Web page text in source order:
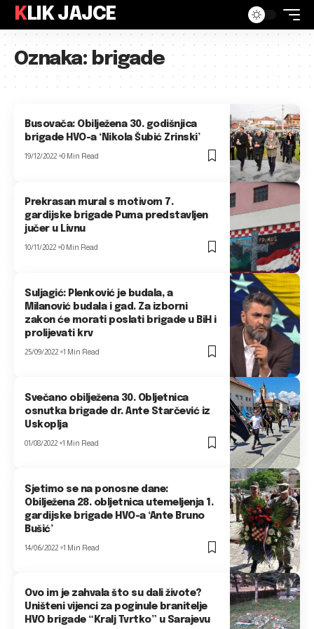
KLIK JAJCE
Oznaka:brigade
Busovača: Obilježena 30. godišnjica
brigade HVO-a ‘Nikola Šubić Zrinski’
19/12/2022 0 Min Read
Prekrasan mural s motivom 7.
gardijske brigade Puma predstavljen
jučer u Livnu
10/11/2022 0 Min Read
Suljagić: Plenković je budala, a
Milanović budala i gad. Za izborni
zakon će morati poslati brigade u BiH i
prolijevati krv
25/09/2022 1 Min Read
Svečano obilježena 30. Obljetnica
osnutka brigade dr. Ante Starčević iz
Uskoplja
01/08/2022 1 Min Read
Sjetimo se na ponosne dane:
Obilježena 28. obljetnica utemeljenja 1.
gardijske brigade HVO-a ‘Ante Bruno
Bušić’
14/06/2022 1 Min Read
Ovo im je zahvala što su dali živote?
Uništeni vijenci za poginule branitelje
HVO brigade “Kralj Tvrtko” u Sarajevu